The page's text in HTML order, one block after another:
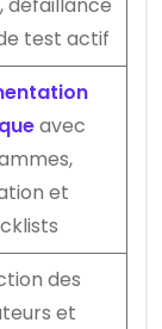
défaillance
test actif
avec
et
des
et